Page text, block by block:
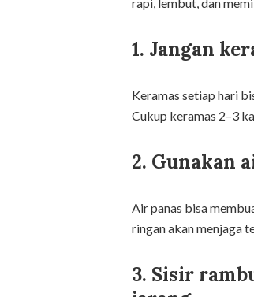
1. Jangan
Keramas setiap hari
Cukup keramas 2–3
2. Gunakan
Air panas bisa
ringan akan menjaga
3. Sisir